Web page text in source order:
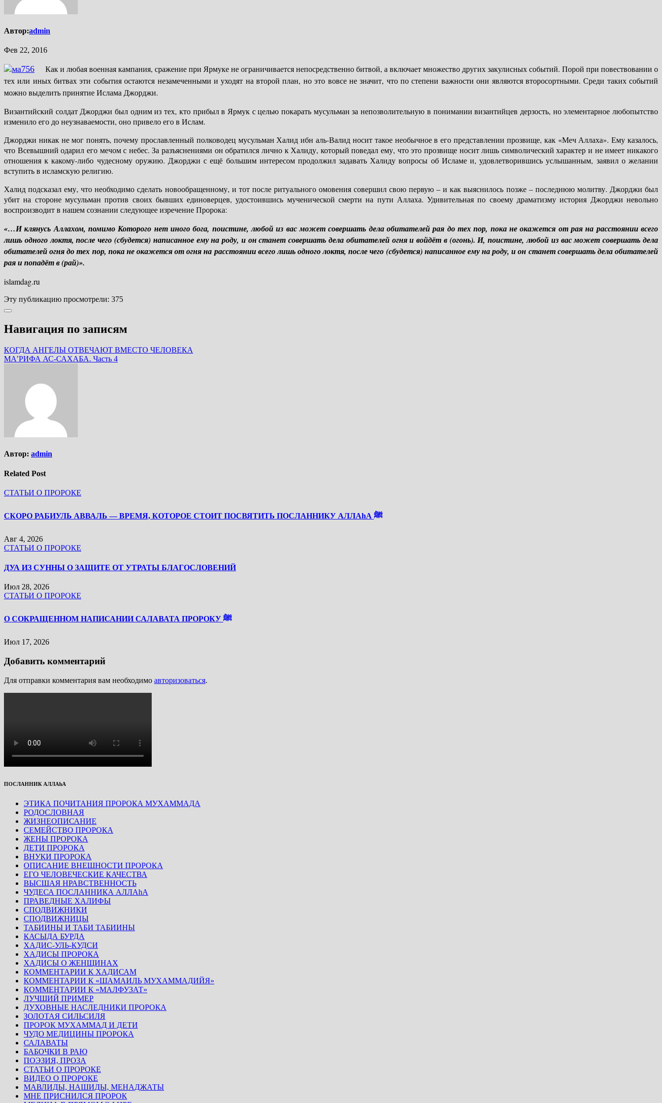
Автор:admin
Фев 22, 2016
Как и любая военная кампания, сражение при Ярмуке не ограничивается непосредственно битвой, а включает множество других закулисных событий. Порой при повествовании о
тех или иных битвах эти события остаются незамеченными и уходят на второй план, но это вовсе не значит, что по степени важности они являются второсортными. Среди таких событий
можно выделить принятие Ислама Джорджи.
Византийский солдат Джорджи был одним из тех, кто прибыл в Ярмук с целью покарать мусульман за непозволительную в понимании византийцев дерзость, но элементарное любопытство
изменило его до неузнаваемости, оно привело его в Ислам.
Джорджи никак не мог понять, почему прославленный полководец мусульман Халид ибн аль-Валид носит такое необычное в его представлении прозвище, как «Меч Аллаха». Ему казалось,
что Всевышний одарил его мечом с небес. За разъяснениями он обратился лично к Халиду, который поведал ему, что это прозвище носит лишь символический характер и не имеет никакого
отношения к какому-либо чудесному оружию. Джорджи с ещё большим интересом продолжил задавать Халиду вопросы об Исламе и, удовлетворившись услышанным, заявил о желании
вступить в исламскую религию.
Халид подсказал ему, что необходимо сделать новообращенному, и тот после ритуального омовения совершил свою первую – и как выяснилось позже – последнюю молитву. Джорджи был
убит на стороне мусульман против своих бывших единоверцев, удостоившись мученической смерти на пути Аллаха. Удивительная по своему драматизму история Джорджи невольно
воспроизводит в нашем сознании следующее изречение Пророка:
«…И клянусь Аллахом, помимо Которого нет иного бога, поистине, любой из вас может совершать дела обитателей рая до тех пор, пока не окажется от рая на расстоянии всего
лишь одного локтя, после чего (сбудется) написанное ему на роду, и он станет совершать дела обитателей огня и войдёт в (огонь). И, поистине, любой из вас может совершать дела
обитателей огня до тех пор, пока не окажется от огня на расстоянии всего лишь одного локтя, после чего (сбудется) написанное ему на роду, и он станет совершать дела обитателей
рая и попадёт в (рай)».
islamdag.ru
Эту публикацию просмотрели: 375
Навигация по записям
КОГДА АНГЕЛЫ ОТВЕЧАЮТ ВМЕСТО ЧЕЛОВЕКА
МА’РИФА АС-САХАБА. Часть 4
Автор: admin
Related Post
СТАТЬИ О ПРОРОКЕ
СКОРО РАБИУЛЬ АВВАЛЬ — ВРЕМЯ, КОТОРОЕ СТОИТ ПОСВЯТИТЬ ПОСЛАННИКУ АЛЛАhА ﷺ
Авг 4, 2026
СТАТЬИ О ПРОРОКЕ
ДУА ИЗ СУННЫ О ЗАЩИТЕ ОТ УТРАТЫ БЛАГОСЛОВЕНИЙ
Июл 28, 2026
СТАТЬИ О ПРОРОКЕ
О СОКРАЩЕННОМ НАПИСАНИИ САЛАВАТА ПРОРОКУ ﷺ
Июл 17, 2026
Добавить комментарий
Для отправки комментария вам необходимо авторизоваться.
ПОСЛАННИК АЛЛАhА
ЭТИКА ПОЧИТАНИЯ ПРОРОКА МУХАММАДА
РОДОСЛОВНАЯ
ЖИЗНЕОПИСАНИЕ
СЕМЕЙСТВО ПРОРОКА
ЖЕНЫ ПРОРОКА
ДЕТИ ПРОРОКА
ВНУКИ ПРОРОКА
ОПИСАНИЕ ВНЕШНОСТИ ПРОРОКА
ЕГО ЧЕЛОВЕЧЕСКИЕ КАЧЕСТВА
ВЫСШАЯ НРАВСТВЕННОСТЬ
ЧУДЕСА ПОСЛАННИКА АЛЛАhА
ПРАВЕДНЫЕ ХАЛИФЫ
СПОДВИЖНИКИ
СПОДВИЖНИЦЫ
ТАБИИНЫ И ТАБИ ТАБИИНЫ
КАСЫДА БУРДА
ХАДИС-УЛЬ-КУДСИ
ХАДИСЫ ПРОРОКА
ХАДИСЫ О ЖЕНЩИНАХ
КОММЕНТАРИИ К ХАДИСАМ
КОММЕНТАРИИ К «ШАМАИЛЬ МУХАММАДИЙЯ»
КОММЕНТАРИИ К «МАЛФУЗАТ»
ЛУЧШИЙ ПРИМЕР
ДУХОВНЫЕ НАСЛЕДНИКИ ПРОРОКА
ЗОЛОТАЯ СИЛЬСИЛЯ
ПРОРОК МУХАММАД И ДЕТИ
ЧУДО МЕДИЦИНЫ ПРОРОКА
САЛАВАТЫ
БАБОЧКИ В РАЮ
ПОЭЗИЯ, ПРОЗА
СТАТЬИ О ПРОРОКЕ
ВИДЕО О ПРОРОКЕ
МАВЛИДЫ, НАШИДЫ, МЕНАДЖАТЫ
МНЕ ПРИСНИЛСЯ ПРОРОК